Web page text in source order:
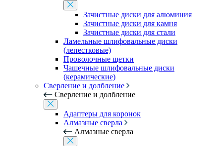
Зачистные диски для алюминия
Зачистные диски для камня
Зачистные диски для стали
Ламельные шлифовальные диски
(лепестковые)
Проволочные щетки
Чашечные шлифовальные диски
(керамические)
Сверление и долбление
Сверление и долбление
Адаптеры для коронок
Алмазные сверла
Алмазные сверла